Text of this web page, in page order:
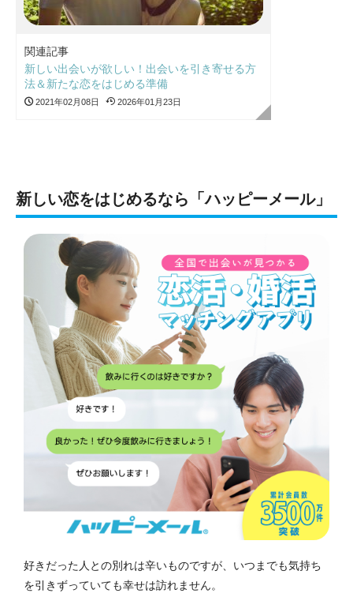
関連記事
新しい出会いが欲しい！出会いを引き寄せる方
法＆新たな恋をはじめる準備
2021年02月08日 2026年01月23日
新しい恋をはじめるなら「ハッピーメール」
好きだった人との別れは辛いものですが、いつまでも気持ち
を引きずっていても幸せは訪れません。